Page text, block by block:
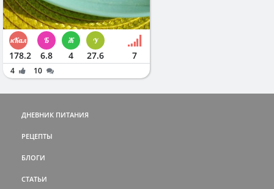
178.2 6.8 4 27.6 7
4 10
ДНЕВНИК ПИТАНИЯ
РЕЦЕПТЫ
БЛОГИ
СТАТЬИ